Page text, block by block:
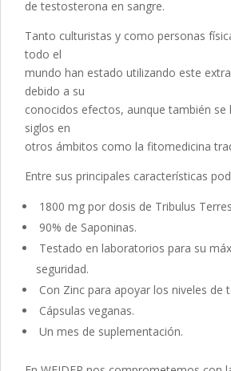
de testosterona en sangre.
Tanto culturistas y como personas
todo el
mundo han estado utilizando este
debido a su
conocidos efectos, aunque también se
siglos en
otros ámbitos como la fitomedicina
Entre sus principales características
1800 mg por dosis de Tribulus
90% de Saponinas.
Testado en laboratorios para su
seguridad.
Con Zinc para apoyar los niveles de
Cápsulas veganas.
Un mes de suplementación.